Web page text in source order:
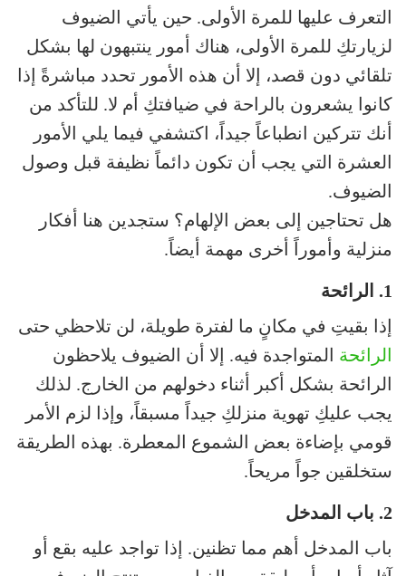
التعرف عليها للمرة الأولى. حين يأتي الضيوف
لزيارتكِ للمرة الأولى، هناك أمور ينتبهون لها بشكل
تلقائي دون قصد، إلا أن هذه الأمور تحدد مباشرةً إذا
كانوا يشعرون بالراحة في ضيافتكِ أم لا. للتأكد من
أنك تتركين انطباعاً جيداً، اكتشفي فيما يلي الأمور
العشرة التي يجب أن تكون دائماً نظيفة قبل وصول
الضيوف.
هل تحتاجين إلى بعض الإلهام؟ ستجدين هنا أفكار
منزلية وأموراً أخرى مهمة أيضاً.
1. الرائحة
إذا بقيتِ في مكانٍ ما لفترة طويلة، لن تلاحظي حتى
الرائحة المتواجدة فيه. إلا أن الضيوف يلاحظون
الرائحة بشكل أكبر أثناء دخولهم من الخارج. لذلك
يجب عليكِ تهوية منزلكِ جيداً مسبقاً، وإذا لزم الأمر
قومي بإضاءة بعض الشموع المعطرة. بهذه الطريقة
ستخلقين جواً مريحاً.
2. باب المدخل
باب المدخل أهم مما تظنين. إذا تواجد عليه بقع أو